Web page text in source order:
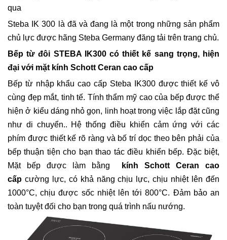
qua
Steba IK 300 là đã và đang là một trong những sản phẩm
chủ lực được hãng Steba Germany đăng tải trên trang chủ.
Bếp từ đôi STEBA IK300 có thiết kế sang trọng, hiện
đại với mặt kính Schott Ceran cao cấp
Bếp từ nhập khẩu cao cấp Steba IK300 được thiết kế vô
cùng đẹp mắt, tinh tế. Tính thẩm mỹ cao của bếp được thể
hiện ở kiểu dáng nhỏ gọn, linh hoạt trong việc lắp đặt cũng
như di chuyển.. Hệ thống điều khiển cảm ứng với các
phím được thiết kế rõ ràng và bố trí dọc theo bên phải của
bếp thuận tiện cho bạn thao tác điều khiển bếp. Đặc biệt,
Mặt bếp được làm bằng
kính Schott Ceran cao
cấp cường lực, có khả năng chịu lực, chịu nhiệt lên đến
1000°C, chịu được sốc nhiệt lên tới 800°C. Đảm bảo an
toàn tuyệt đối cho bạn trong quá trình nấu nướng.